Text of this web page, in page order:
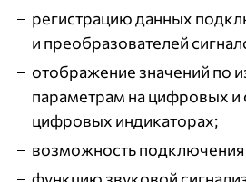
регистрацию данных
и преобразователей
отображение значений по
параметрам на цифровых и
цифровых индикаторах;
возможность
функцию звуковой